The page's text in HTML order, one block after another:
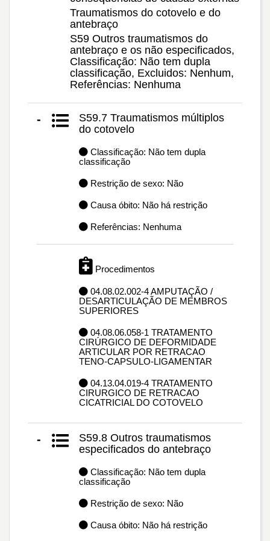
Traumatismos do cotovelo e do
antebraço
S59 Outros traumatismos do
antebraço e os não especificados,
Classificação: Não tem dupla
classificação, Excluidos: Nenhum,
Referências: Nenhuma
-
S59.7 Traumatismos múltiplos
do cotovelo
Classificação: Não tem dupla
classificação
Restrição de sexo: Não
Causa óbito: Não há restrição
Referências: Nenhuma
Procedimentos
04.08.02.002-4 AMPUTAÇÃO /
DESARTICULAÇÃO DE MEMBROS
SUPERIORES
04.08.06.058-1 TRATAMENTO
CIRÚRGICO DE DEFORMIDADE
ARTICULAR POR RETRACAO
TENO-CAPSULO-LIGAMENTAR
04.13.04.019-4 TRATAMENTO
CIRURGICO DE RETRACAO
CICATRICIAL DO COTOVELO
-
S59.8 Outros traumatismos
especificados do antebraço
Classificação: Não tem dupla
classificação
Restrição de sexo: Não
Causa óbito: Não há restrição